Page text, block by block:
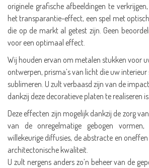
originele grafische afbeeldingen te
het transparantie-effect, een spel met
die op de markt al getest zijn. Geen
voor een optimaal effect.
Wij houden ervan om metalen stukken voor
ontwerpen, prisma’s van licht die uw interieur
sublimeren. U zult verbaasd zijn van de
dankzij deze decoratieve platen te realiseren is.
Deze effecten zijn mogelijk dankzij de zorg
van de onregelmatige gebogen vormen,
willekeurige diffusies, de abstracte en
architectonische kwaliteit.
U zult nergens anders zo’n beheer van de